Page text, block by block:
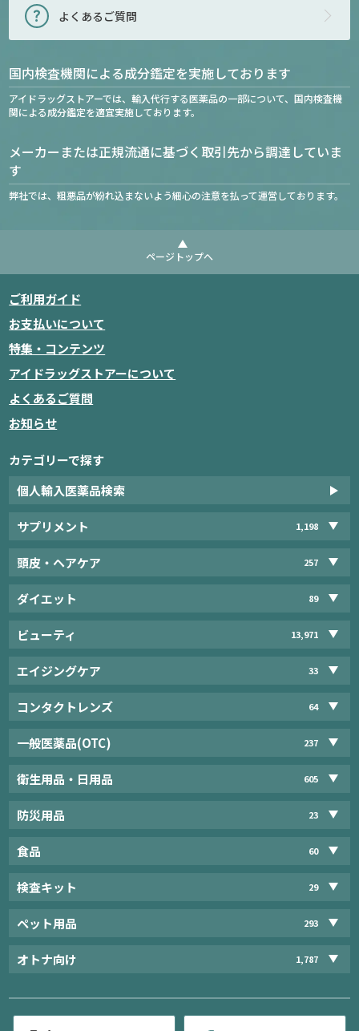
よくあるご質問
国内検査機関による成分鑑定を実施しております
アイドラッグストアーでは、輸入代行する医薬品の一部について、国内検査機
関による成分鑑定を適宜実施しております。
メーカーまたは正規流通に基づく取引先から調達していま
す
弊社では、粗悪品が紛れ込まないよう細心の注意を払って運営しております。
ページトップへ
ご利用ガイド
お支払いについて
特集・コンテンツ
アイドラッグストアーについて
よくあるご質問
お知らせ
カテゴリーで探す
個人輸入医薬品検索
サプリメント 1,198
頭皮・ヘアケア 257
ダイエット 89
ビューティ 13,971
エイジングケア 33
コンタクトレンズ 64
一般医薬品(OTC) 237
衛生用品・日用品 605
防災用品 23
食品 60
検査キット 29
ペット用品 293
オトナ向け 1,787